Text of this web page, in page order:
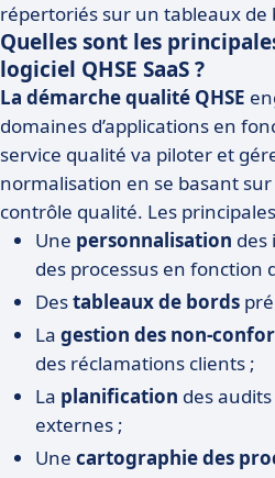
répertoriés sur un tableaux de
Quelles sont les
logiciel QHSE SaaS ?
La démarche qualité QHSE
domaines d’applications en
service qualité va piloter et
normalisation en se basant
contrôle qualité. Les
Une personnalisation des
des processus en fonction
Destableaux de bords
La gestion des non-
des réclamations clients ;
La planification des
externes ;
Une cartographie des